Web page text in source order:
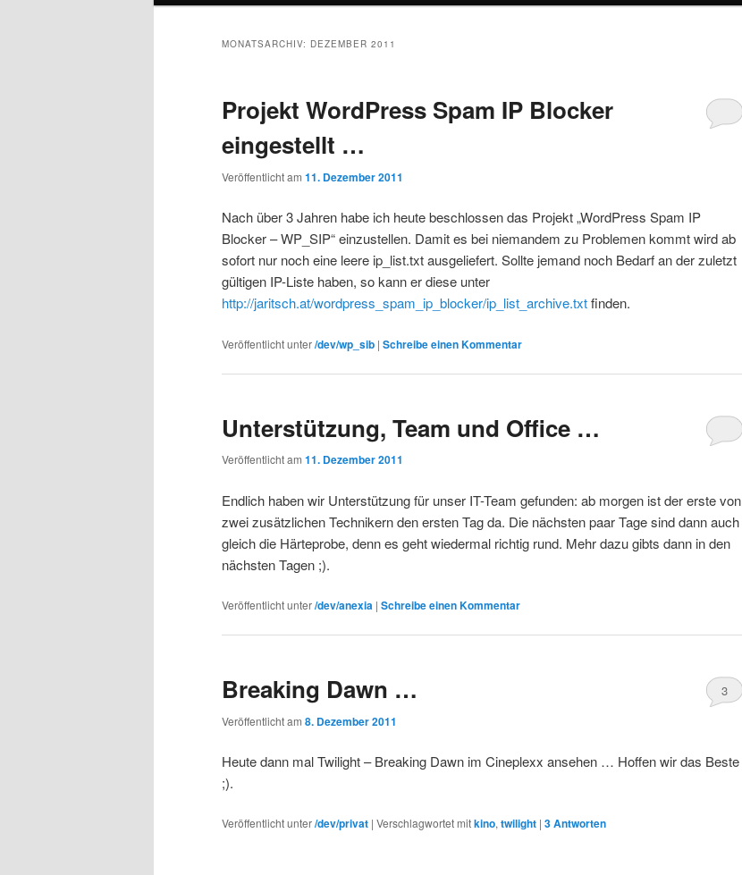
MONATSARCHIV: DEZEMBER 2011
Projekt WordPress Spam IP Blocker
eingestellt …
Veröffentlicht am 11. Dezember 2011
Nach über 3 Jahren habe ich heute beschlossen das Projekt „WordPress Spam IP
Blocker – WP_SIP“ einzustellen. Damit es bei niemandem zu Problemen kommt wird ab
sofort nur noch eine leere ip_list.txt ausgeliefert. Sollte jemand noch Bedarf an der zuletzt
gültigen IP-Liste haben, so kann er diese unter
http://jaritsch.at/wordpress_spam_ip_blocker/ip_list_archive.txtfinden.
Veröffentlicht unter/dev/wp_sib | Schreibe einen Kommentar
Unterstützung, Team und Office …
Veröffentlicht am 11. Dezember 2011
Endlich haben wir Unterstützung für unser IT-Team gefunden: ab morgen ist der erste von
zwei zusätzlichen Technikern den ersten Tag da. Die nächsten paar Tage sind dann auch
gleich die Härteprobe, denn es geht wiedermal richtig rund. Mehr dazu gibts dann in den
nächsten Tagen ;).
Veröffentlicht unter/dev/anexia | Schreibe einen Kommentar
Breaking Dawn …
Veröffentlicht am 8. Dezember 2011
3
Heute dann mal Twilight – Breaking Dawn im Cineplexx ansehen … Hoffen wir das Beste
;).
Veröffentlicht unter/dev/privat | Verschlagwortet mitkino, twilight | 3Antworten